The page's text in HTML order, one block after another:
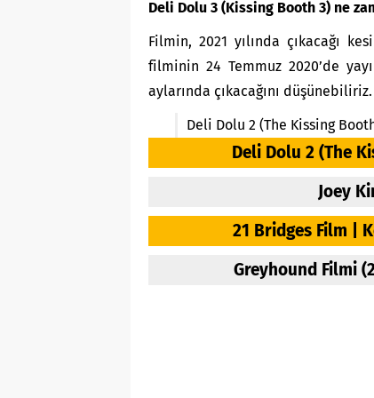
Deli Dolu 3 (Kissing Booth 3) ne
Filmin, 2021 yılında çıkacağı
filminin 24 Temmuz 2020’de
aylarında çıkacağını düşünebiliriz.
Deli Dolu 2 (The Kissing
Deli Dolu 2 (The
Joey
21 Bridges Film |
Greyhound Filmi